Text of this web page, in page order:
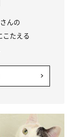
んの
こたえる